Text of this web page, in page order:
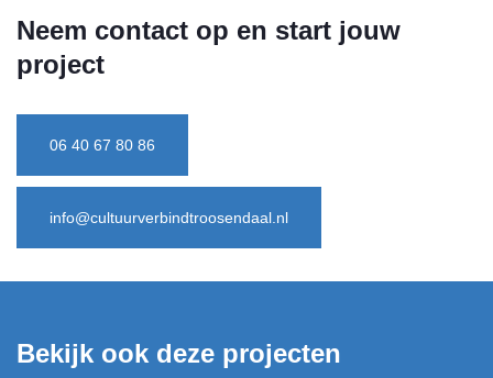
Neem contact op en start jouw
project
06 40 67 80 86
info@cultuurverbindtroosendaal.nl
Bekijk ook deze projecten